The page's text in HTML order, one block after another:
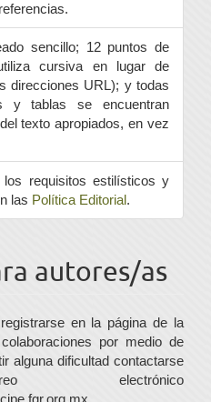
sencillo; 12 puntos de
cursiva en lugar de
direcciones URL); y todas
y tablas se encuentran
texto apropiados, en vez
requisitos estilísticos y
las Política Editorial.
autores/as
en la página de la
por medio de
alguna dificultad contactarse
electrónico